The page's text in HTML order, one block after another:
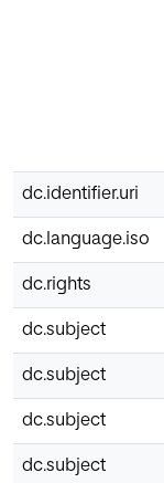
dc.identifier.uri
dc.language.iso
dc.rights
dc.subject
dc.subject
dc.subject
dc.subject